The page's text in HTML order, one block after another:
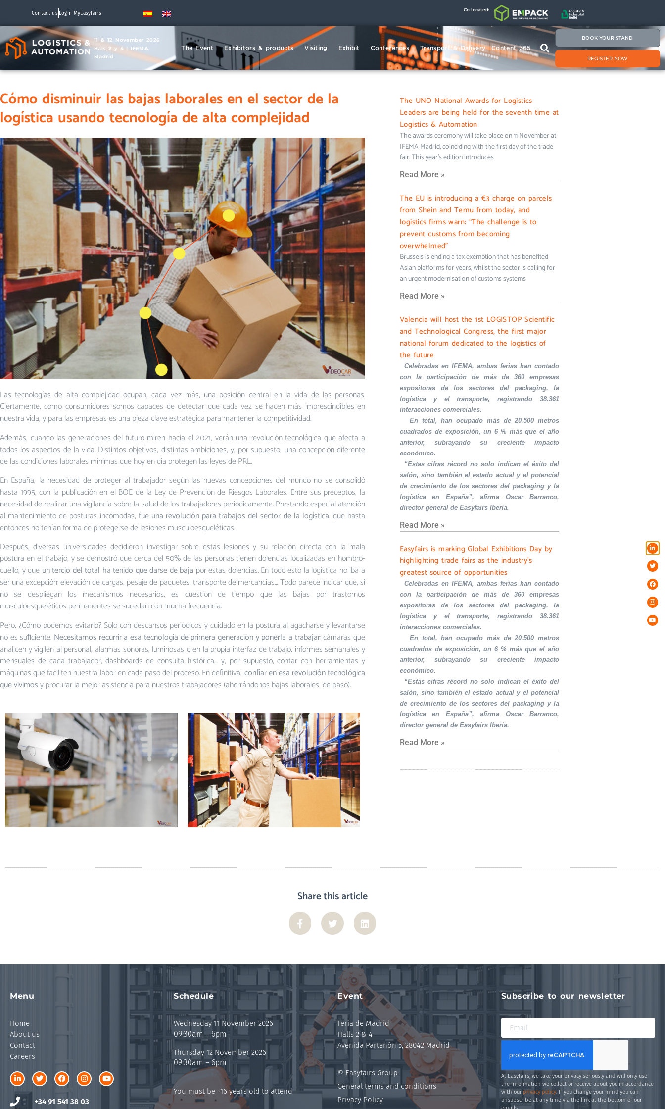
Contact us Login MyEasyfairs
Co-located:
11 & 12 November 2026
Hals 2 y 4 | IFEMA,
Madrid
The Event Exhibitors & products Visiting Exhibit Conferences Transport & Delivery Content 365
BOOK YOUR STAND
REGISTER NOW
Cómo disminuir las bajas laborales en el sector de la
logística usando tecnología de alta complejidad
Las tecnologías de alta complejidad ocupan, cada vez más, una posición central en la vida de las personas.
Ciertamente, como consumidores somos capaces de detectar que cada vez se hacen más imprescindibles en
nuestra vida, y para las empresas es una pieza clave estratégica para mantener la competitividad.
Además, cuando las generaciones del futuro miren hacia el 2021, verán una revolución tecnológica que afecta a
todos los aspectos de la vida. Distintos objetivos, distintas ambiciones, y, por supuesto, una concepción diferente
de las condiciones laborales mínimas que hoy en día protegen las leyes de PRL.
En España, la necesidad de proteger al trabajador según las nuevas concepciones del mundo no se consolidó
hasta 1995, con la publicación en el BOE de la Ley de Prevención de Riesgos Laborales. Entre sus preceptos, la
necesidad de realizar una vigilancia sobre la salud de los trabajadores periódicamente. Prestando especial atención
al mantenimiento de posturas incómodas, fue una revolución para trabajos del sector de la logística, que hasta
entonces no tenían forma de protegerse de lesiones musculoesqueléticas.
Después, diversas universidades decidieron investigar sobre estas lesiones y su relación directa con la mala
postura en el trabajo, y se demostró que cerca del 50% de las personas tienen dolencias localizadas en hombro-
cuello, y que un tercio del total ha tenido que darse de baja por estas dolencias. En todo esto la logística no iba a
ser una excepción: elevación de cargas, pesaje de paquetes, transporte de mercancías… Todo parece indicar que, si
no se despliegan los mecanismos necesarios, es cuestión de tiempo que las bajas por trastornos
musculoesqueléticos permanentes se sucedan con mucha frecuencia.
Pero, ¿Cómo podemos evitarlo? Sólo con descansos periódicos y cuidado en la postura al agacharse y levantarse
no es suﬁciente. Necesitamos recurrir a esa tecnología de primera generación y ponerla a trabajar: cámaras que
analicen y vigilen al personal, alarmas sonoras, luminosas o en la propia interfaz de trabajo, informes semanales y
mensuales de cada trabajador, dashboards de consulta histórica… y, por supuesto, contar con herramientas y
máquinas que faciliten nuestra labor en cada paso del proceso. En deﬁnitiva, conﬁar en esa revolución tecnológica
que vivimosy procurar la mejor asistencia para nuestros trabajadores (ahorrándonos bajas laborales, de paso).
The UNO National Awards for Logistics
Leaders are being held for the seventh time at
Logistics & Automation
The awards ceremony will take place on 11 November at
IFEMA Madrid, coinciding with the first day of the trade
fair. This year’s edition introduces
Read More »
The EU is introducing a €3 charge on parcels
from Shein and Temu from today, and
logistics firms warn: “The challenge is to
prevent customs from becoming
overwhelmed”
Brussels is ending a tax exemption that has benefited
Asian platforms for years, whilst the sector is calling for
an urgent modernisation of customs systems
Read More »
Valencia will host the 1st LOGISTOP Scientific
and Technological Congress, the first major
national forum dedicated to the logistics of
the future
Celebradas en IFEMA, ambas ferias han contado
con la participación de más de 360 empresas
expositoras de los sectores del packaging, la
logística y el transporte, registrando 38.361
interacciones comerciales.
En total, han ocupado más de 20.500 metros
cuadrados de exposición, un 6 % más que el año
anterior, subrayando su creciente impacto
económico.
“Estas cifras récord no solo indican el éxito del
salón, sino también el estado actual y el potencial
de crecimiento de los sectores del packaging y la
logística en España”, afirma Oscar Barranco,
director general de Easyfairs Iberia.
Read More »
Easyfairs is marking Global Exhibitions Day by
highlighting trade fairs as the industry’s
greatest source of opportunities
Celebradas en IFEMA, ambas ferias han contado
con la participación de más de 360 empresas
expositoras de los sectores del packaging, la
logística y el transporte, registrando 38.361
interacciones comerciales.
En total, han ocupado más de 20.500 metros
cuadrados de exposición, un 6 % más que el año
anterior, subrayando su creciente impacto
económico.
“Estas cifras récord no solo indican el éxito del
salón, sino también el estado actual y el potencial
de crecimiento de los sectores del packaging y la
logística en España”, afirma Oscar Barranco,
director general de Easyfairs Iberia.
Read More »
Share this article
Menu
Home
About us
Contact
Careers
+34 91 541 38 03
Schedule
Wednesday 11 November 2026
09:30am – 6pm
Thursday 12 November 2026
09:30am – 6pm
You must be +16 years old to attend
Event
Feria de Madrid
Halls 2 & 4
Avenida Partenón 5, 28042 Madrid
© Easyfairs Group
General terms and conditions
Privacy Policy
Subscribe to our newsletter
At Easyfairs, we take your privacy seriously and will only use
the information we collect or receive about you in accordance
with our privacy policy. If you change your mind you can
unsubscribe at any time via the link at the bottom of our
emails.